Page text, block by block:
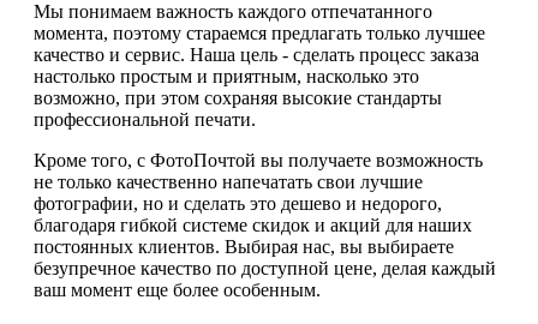
Мы понимаем важность каждого отпечатанного
момента, поэтому стараемся предлагать только лучшее
качество и сервис. Наша цель - сделать процесс заказа
настолько простым и приятным, насколько это
возможно, при этом сохраняя высокие стандарты
профессиональной печати.
Кроме того, с ФотоПочтой вы получаете возможность
не только качественно напечатать свои лучшие
фотографии, но и сделать это дешево и недорого,
благодаря гибкой системе скидок и акций для наших
постоянных клиентов. Выбирая нас, вы выбираете
безупречное качество по доступной цене, делая каждый
ваш момент еще более особенным.